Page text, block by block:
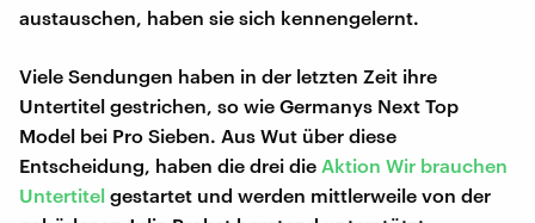
austauschen, haben sie sich kennengelernt.
Viele Sendungen haben in der letzten Zeit ihre
Untertitel gestrichen, so wie Germanys Next Top
Model bei Pro Sieben. Aus Wut über diese
Entscheidung, haben die drei die Aktion Wir brauchen
Untertitel gestartet und werden mittlerweile von der